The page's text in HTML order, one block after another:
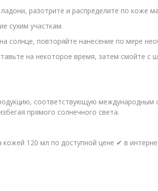
разотрите и распределите по коже
сухим участкам.
солнце, повторяйте нанесение по мере
на некоторое время, затем смойте с
соответствующую международным
прямого солнечного света.
120 мл по доступной цене ✔ в